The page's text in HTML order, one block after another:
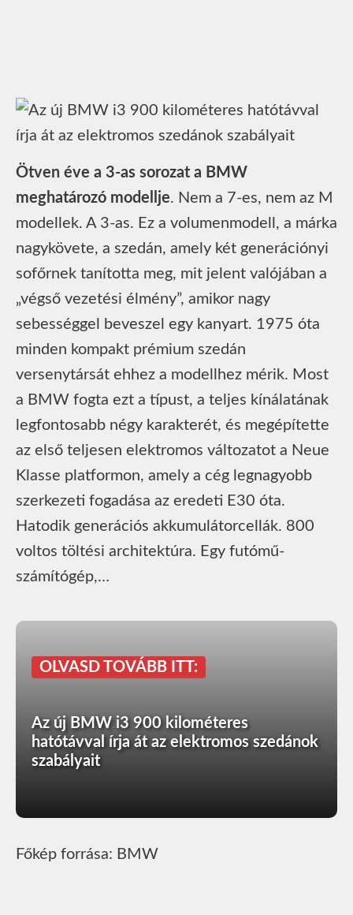
Ötven éve a 3-as sorozat a BMW
meghatározó modellje. Nem a 7-es, nem az M
modellek. A 3-as. Ez a volumenmodell, a márka
nagykövete, a szedán, amely két generációnyi
sofőrnek tanította meg, mit jelent valójában a
„végső vezetési élmény”, amikor nagy
sebességgel beveszel egy kanyart. 1975 óta
minden kompakt prémium szedán
versenytársát ehhez a modellhez mérik. Most
a BMW fogta ezt a típust, a teljes kínálatának
legfontosabb négy karakterét, és megépítette
az első teljesen elektromos változatot a Neue
Klasse platformon, amely a cég legnagyobb
szerkezeti fogadása az eredeti E30 óta.
Hatodik generációs akkumulátorcellák. 800
voltos töltési architektúra. Egy futómű-
számítógép,…
OLVASD TOVÁBB ITT:
Az új BMW i3 900 kilométeres
hatótávval írja át az elektromos szedánok
szabályait
Főkép forrása: BMW